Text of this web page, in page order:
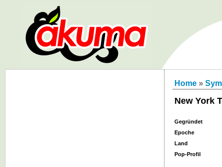
Home »
New York
Gegründet
Epoche
Land
Pop-Profil